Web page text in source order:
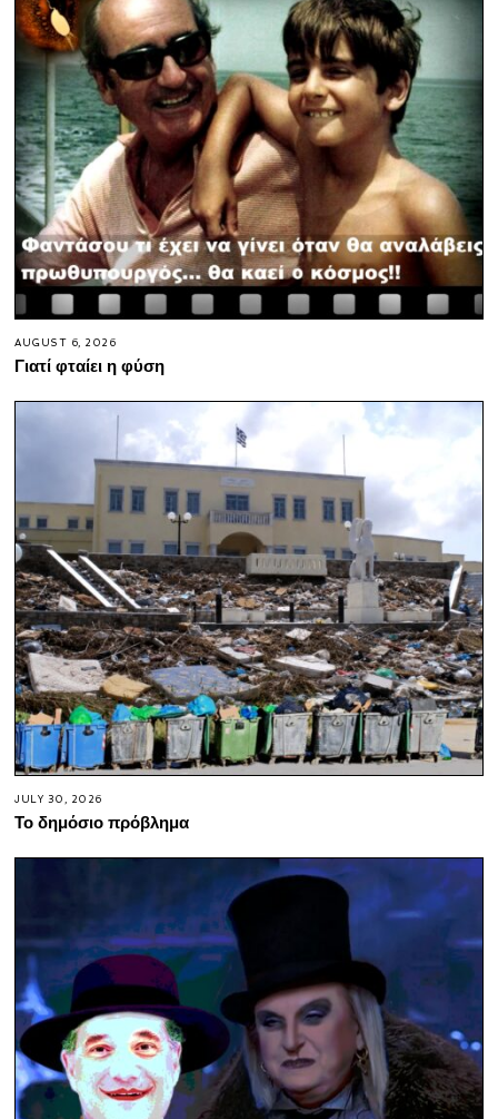
AUGUST 6, 2026
Γιατί φταίει η φύση
JULY 30, 2026
Το δημόσιο πρόβλημα